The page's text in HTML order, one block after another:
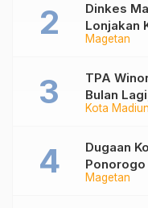
Magetan
Dinkes
Lonjakan
Lakukan
Kota Madiun
TPA
Bulan
Desak
Magetan
Dugaan
Magetan